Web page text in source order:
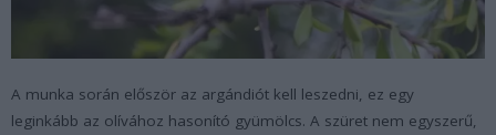
A munka során először az argándiót kell leszedni, ez egy
leginkább az olívához hasonító gyümölcs. A szüret nem egyszerű,